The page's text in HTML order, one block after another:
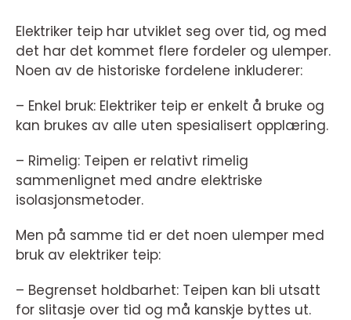
Elektriker teip har utviklet seg over tid, og med
det har det kommet flere fordeler og ulemper.
Noen av de historiske fordelene inkluderer:
– Enkel bruk: Elektriker teip er enkelt å bruke og
kan brukes av alle uten spesialisert opplæring.
– Rimelig: Teipen er relativt rimelig
sammenlignet med andre elektriske
isolasjonsmetoder.
Men på samme tid er det noen ulemper med
bruk av elektriker teip:
– Begrenset holdbarhet: Teipen kan bli utsatt
for slitasje over tid og må kanskje byttes ut.